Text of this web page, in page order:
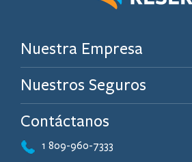
Nuestra Empresa
Nuestros Seguros
Contáctanos
1 809-960-7333